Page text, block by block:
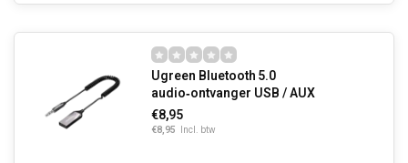
Ugreen Bluetooth 5.0
audio‑ontvanger USB / AUX
€8,95
€8,95 Incl. btw